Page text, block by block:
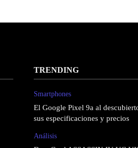
TRENDING
Smartphones
El Google Pixel 9a al
sus especificaciones y precios
Análisis